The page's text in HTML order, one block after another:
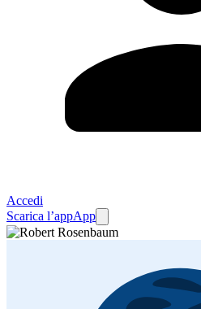
Accedi
Scarica l’appApp